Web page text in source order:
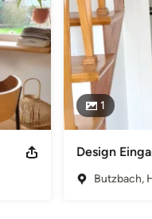
1
Design
Butzbach,